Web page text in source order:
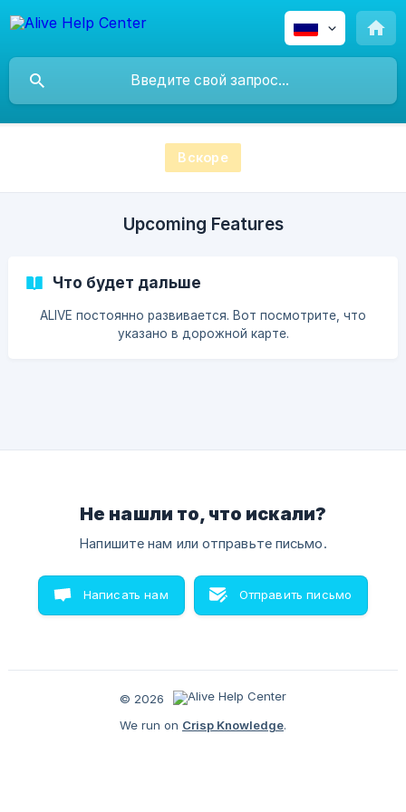
Вскоре
Upcoming Features
Что будет дальше
ALIVE постоянно развивается. Вот посмотрите, что
указано в дорожной карте.
Не нашли то, что искали?
Напишите нам или отправьте письмо.
Написать нам Отправить письмо
© 2026
We run on Crisp Knowledge.